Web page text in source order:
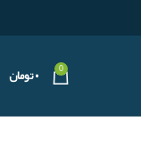
0 ۰تومان